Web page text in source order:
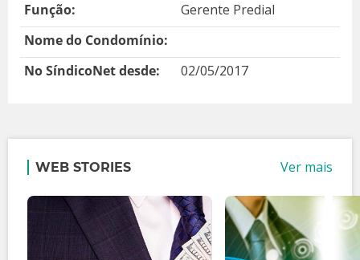
Função:
Gerente Predial
Nome do Condomínio:
No SíndicoNet desde:
02/05/2017
WEB STORIES Ver mais